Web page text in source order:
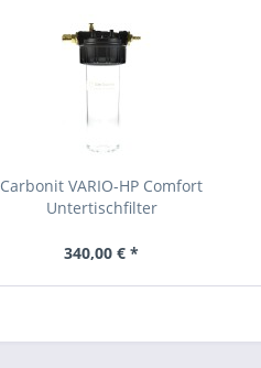
Carbonit VARIO-HP Comfort
Untertischfilter
340,00 € *